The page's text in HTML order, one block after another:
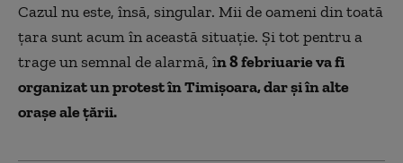
Cazul nu este, însă, singular. Mii de oameni din toată
ţara sunt acum în această situaţie. Şi tot pentru a
trage un semnal de alarmă, în 8 febriuarie va fi
organizat un protest în Timişoara, dar şi în alte
oraşe ale ţării.